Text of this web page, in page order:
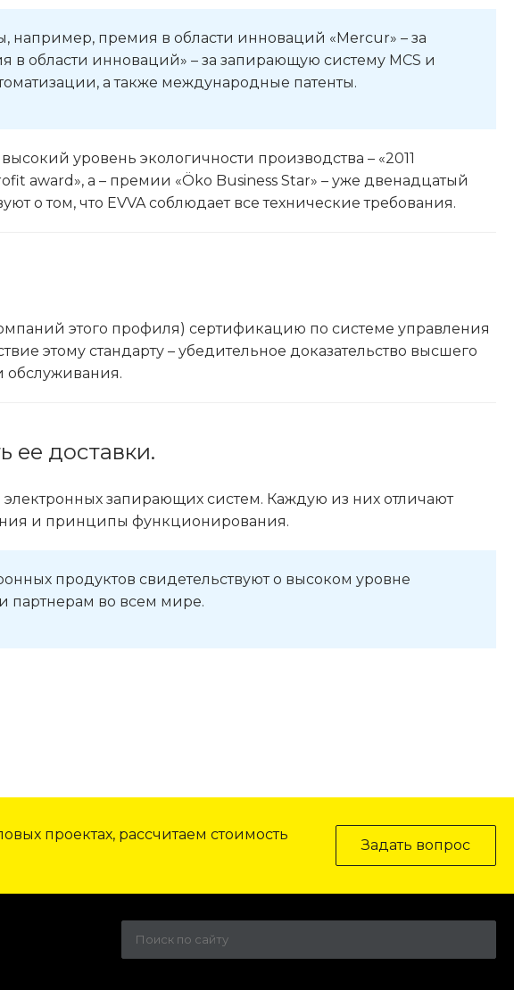
например, премия в области инноваций «Mercur» – за
в области инноваций» – за запирающую систему MCS и
а также международные патенты.
уровень экологичности производства – «2011
award», а – премии «Öko Business Star» – уже двенадцатый
о том, что EVVA соблюдает все технические требования.
этого профиля) сертификацию по системе управления
этому стандарту – убедительное доказательство высшего
обслуживания.
ее доставки.
запирающих систем. Каждую из них отличают
и принципы функционирования.
продуктов свидетельствуют о высоком уровне
партнерам во всем мире.
проектах, рассчитаем стоимость
Задать вопрос